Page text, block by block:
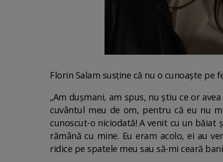
Florin Salam susține că nu o cunoaște pe
„Am dușmani, am spus, nu știu ce or
cuvântul meu de om, pentru că eu nu
cunoscut-o niciodată! A venit cu un băiat
rămână cu mine. Eu eram acolo, ei au
ridice pe spatele meu sau să-mi ceară